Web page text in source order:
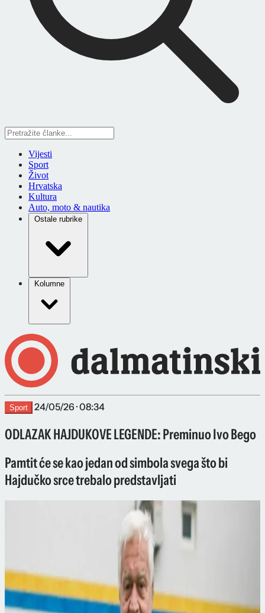
Vijesti
Sport
Život
Hrvatska
Kultura
Auto, moto & nautika
Ostale rubrike
Kolumne
Sport 24/05/26 · 08:34
ODLAZAK HAJDUKOVE LEGENDE: Preminuo Ivo Bego
Pamtit će se kao jedan od simbola svega što bi
Hajdučko srce trebalo predstavljati